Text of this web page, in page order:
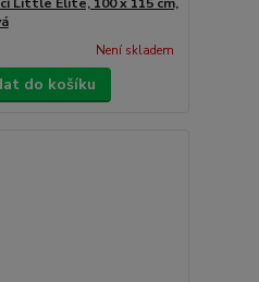
Little Elite, 100 x 115 cm,
Není skladem
do košíku